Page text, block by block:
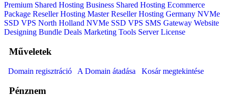
Premium Shared Hosting Business Shared Hosting Ecommerce
Package Reseller Hosting Master Reseller Hosting Germany NVMe
SSD VPS North Holland NVMe SSD VPS SMS Gateway Website
Designing Bundle Deals Marketing Tools Server License
Műveletek
Domain regisztráció A Domain átadása Kosár megtekintése
Pénznem